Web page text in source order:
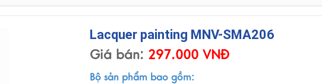
Lacquer painting MNV-SMA206
Giá bán: 297.000 VNĐ
Bộ sản phẩm bao gồm: